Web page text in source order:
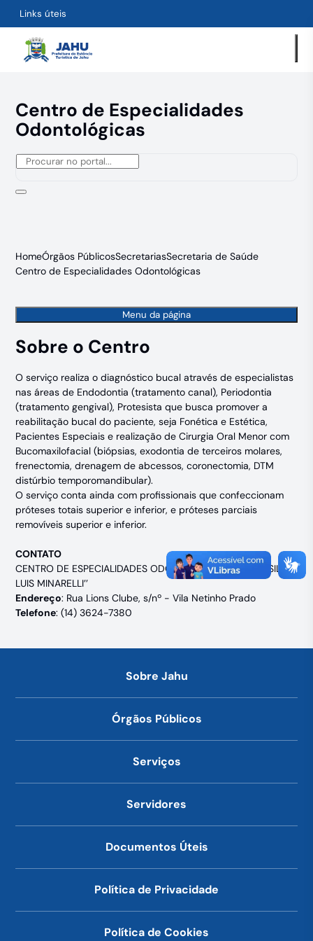
Links úteis
Centro de Especialidades
Odontológicas
HomeÓrgãos PúblicosSecretariasSecretaria de Saúde
Centro de Especialidades Odontológicas
Menu da página
Sobre o Centro
O serviço realiza o diagnóstico bucal através de especialistas
nas áreas de Endodontia (tratamento canal), Periodontia
(tratamento gengival), Protesista que busca promover a
reabilitação bucal do paciente, seja Fonética e Estética,
Pacientes Especiais e realização de Cirurgia Oral Menor com
Bucomaxilofacial (biópsias, exodontia de terceiros molares,
frenectomia, drenagem de abcessos, coronectomia, DTM
distúrbio temporomandibular).
O serviço conta ainda com profissionais que confeccionam
próteses totais superior e inferior, e próteses parciais
removíveis superior e inferior.
CONTATO
CENTRO DE ESPECIALIDADES ODONTOLÓGICAS (CEO) ‘’SILVIO
LUIS MINARELLI’’
Endereço: Rua Lions Clube, s/nº - Vila Netinho Prado
Telefone: (14) 3624-7380
Sobre Jahu
Órgãos Públicos
Serviços
Servidores
Documentos Úteis
Política de Privacidade
Política de Cookies